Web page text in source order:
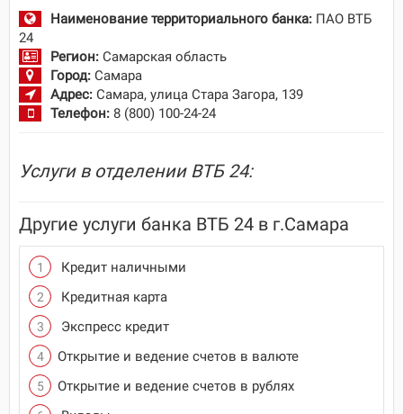
Наименование территориального банка: ПАО ВТБ
24
Регион: Самарская область
Город: Самара
Адрес: Самара, улица Стара Загора, 139
Телефон: 8 (800) 100-24-24
Услуги в отделении ВТБ 24:
Другие услуги банка ВТБ 24 в г.Самара
Кредит наличными
Кредитная карта
Экспресс кредит
Открытие и ведение счетов в валюте
Открытие и ведение счетов в рублях